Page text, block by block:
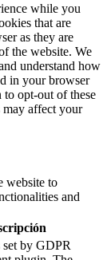
while you
that are
as they are
the website. We
understand how
in your browser
opt-out of these
may affect your
website to
and
by GDPR